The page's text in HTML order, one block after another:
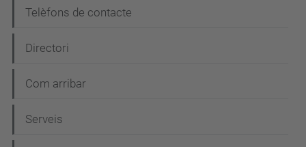
Telèfons de contacte
Directori
Com arribar
Serveis